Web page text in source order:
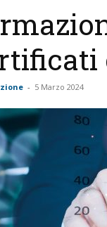
- 5 Marzo 2024